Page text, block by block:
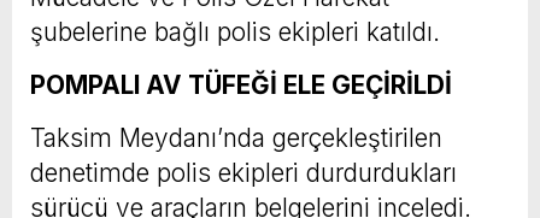
şubelerine bağlı polis ekipleri katıldı.
POMPALI AV TÜFEĞİ ELE GEÇİRİLDİ
Taksim Meydanı’nda gerçekleştirilen
denetimde polis ekipleri durdurdukları
sürücü ve araçların belgelerini inceledi.